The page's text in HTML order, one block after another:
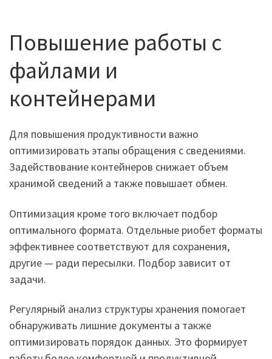
Повышение работы с
файлами и
контейнерами
Для повышения продуктивности важно
оптимизировать этапы обращения с сведениями.
Задействование контейнеров снижает объем
хранимой сведений а также повышает обмен.
Оптимизация кроме того включает подбор
оптимального формата. Отдельные риобет форматы
эффективнее соответствуют для сохранения,
другие — ради пересылки. Подбор зависит от
задачи.
Регулярный анализ структуры хранения помогает
обнаруживать лишние документы а также
оптимизировать порядок данных. Это формирует